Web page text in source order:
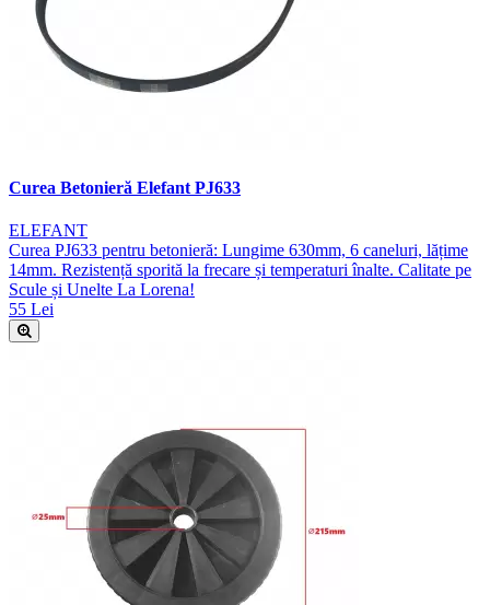
Curea Betonieră Elefant PJ633
ELEFANT
Curea PJ633 pentru betonieră: Lungime 630mm, 6 caneluri, lățime
14mm. Rezistență sporită la frecare și temperaturi înalte. Calitate pe
Scule și Unelte La Lorena!
55 Lei